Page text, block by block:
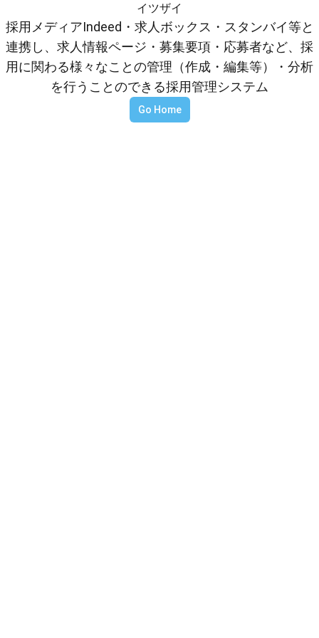
イツザイ
採用メディアIndeed・求人ボックス・スタンバイ等と
連携し、求人情報ページ・募集要項・応募者など、採
用に関わる様々なことの管理（作成・編集等）・分析
を行うことのできる採用管理システム
Go Home